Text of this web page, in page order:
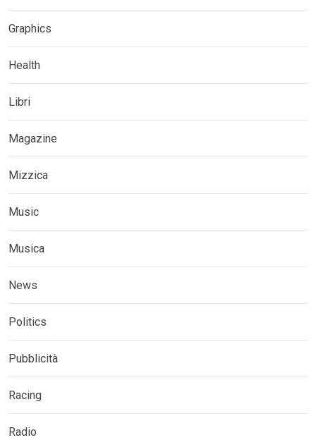
Graphics
Health
Libri
Magazine
Mizzica
Music
Musica
News
Politics
Pubblicità
Racing
Radio